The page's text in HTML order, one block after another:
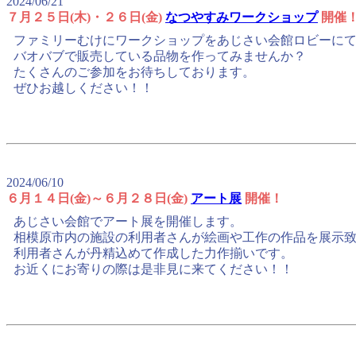
７月２５日(木)・２６日(金) なつやすみワークショップ開催！
ファミリーむけにワークショップをあじさい会館ロビーにて
バオバブで販売している品物を作ってみませんか？
たくさんのご参加をお待ちしております。
ぜひお越しください！！
2024/06/10
６月１４日(金)～６月２８日(金) アート展 開催！
あじさい会館でアート展を開催します。
相模原市内の施設の利用者さんが絵画や工作の作品を展示致
利用者さんが丹精込めて作成した力作揃いです。
お近くにお寄りの際は是非見に来てください！！